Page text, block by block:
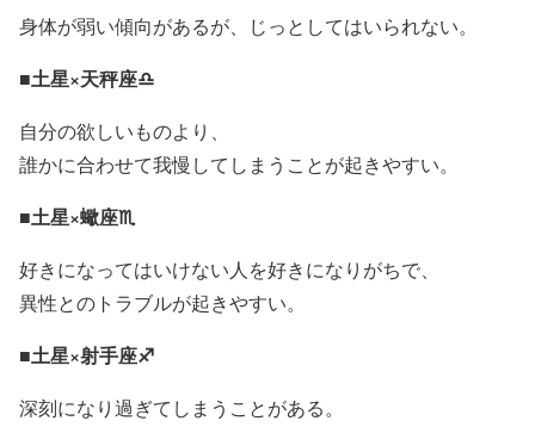
身体が弱い傾向があるが、じっとしてはいられない。
■土星×天秤座♎
自分の欲しいものより、
誰かに合わせて我慢してしまうことが起きやすい。
■土星×蠍座♏
好きになってはいけない人を好きになりがちで、
異性とのトラブルが起きやすい。
■土星×射手座♐
深刻になり過ぎてしまうことがある。